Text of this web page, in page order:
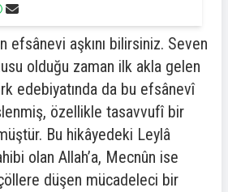
efsânevi aşkını bilirsiniz. Seven
olduğu zaman ilk akla gelen
edebiyatında da bu efsânevî
özellikle tasavvufî bir
Bu hikâyedeki Leylâ
olan Allah’a, Mecnûn ise
düşen mücadeleci bir